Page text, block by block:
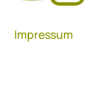
Impressum